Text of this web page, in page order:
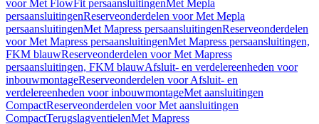
voor Met FlowFit persaansluitingenMet Mepla
persaansluitingenReserveonderdelen voor Met Mepla
persaansluitingenMet Mapress persaansluitingenReserveonderdelen
voor Met Mapress persaansluitingenMet Mapress persaansluitingen,
FKM blauwReserveonderdelen voor Met Mapress
persaansluitingen, FKM blauwAfsluit- en verdelereenheden voor
inbouwmontageReserveonderdelen voor Afsluit- en
verdelereenheden voor inbouwmontageMet aansluitingen
CompactReserveonderdelen voor Met aansluitingen
CompactTerugslagventielenMet Mapress